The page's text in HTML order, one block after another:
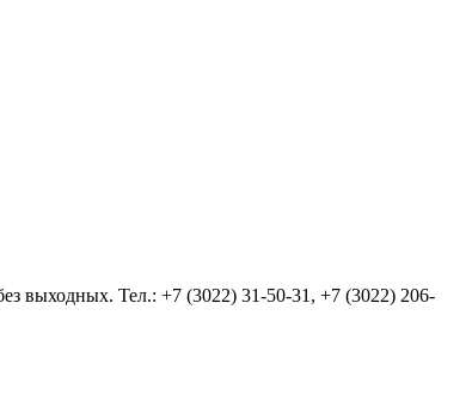
выходных. Тел.: +7 (3022) 31-50-31, +7 (3022) 206-